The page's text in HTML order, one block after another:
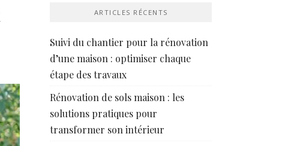
ARTICLES RÉCENTS
Suivi du chantier pour la rénovation
d’une maison : optimiser chaque
étape des travaux
Rénovation de sols maison : les
solutions pratiques pour
transformer son intérieur